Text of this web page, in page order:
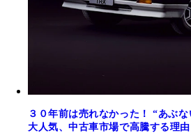
３０年前は売れなかった！ “あぶ
大人気、中古車市場で高騰する理